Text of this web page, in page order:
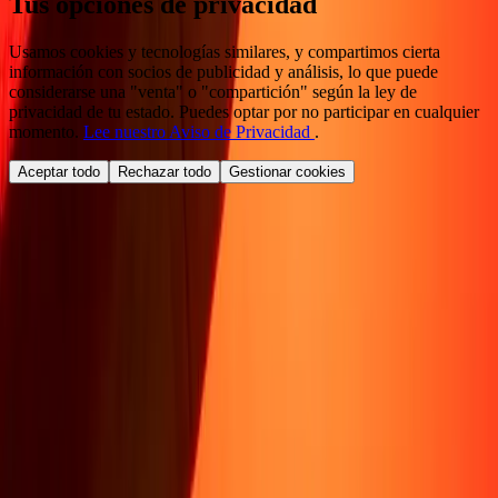
Usamos cookies y tecnologías similares, y compartimos cierta
información con socios de publicidad y análisis, lo que puede
considerarse una "venta" o "compartición" según la ley de
privacidad de tu estado. Puedes optar por no participar en cualquier
momento. Lee nuestro Aviso de Privacidad .
Aceptar todo Rechazar todo Gestionar cookies